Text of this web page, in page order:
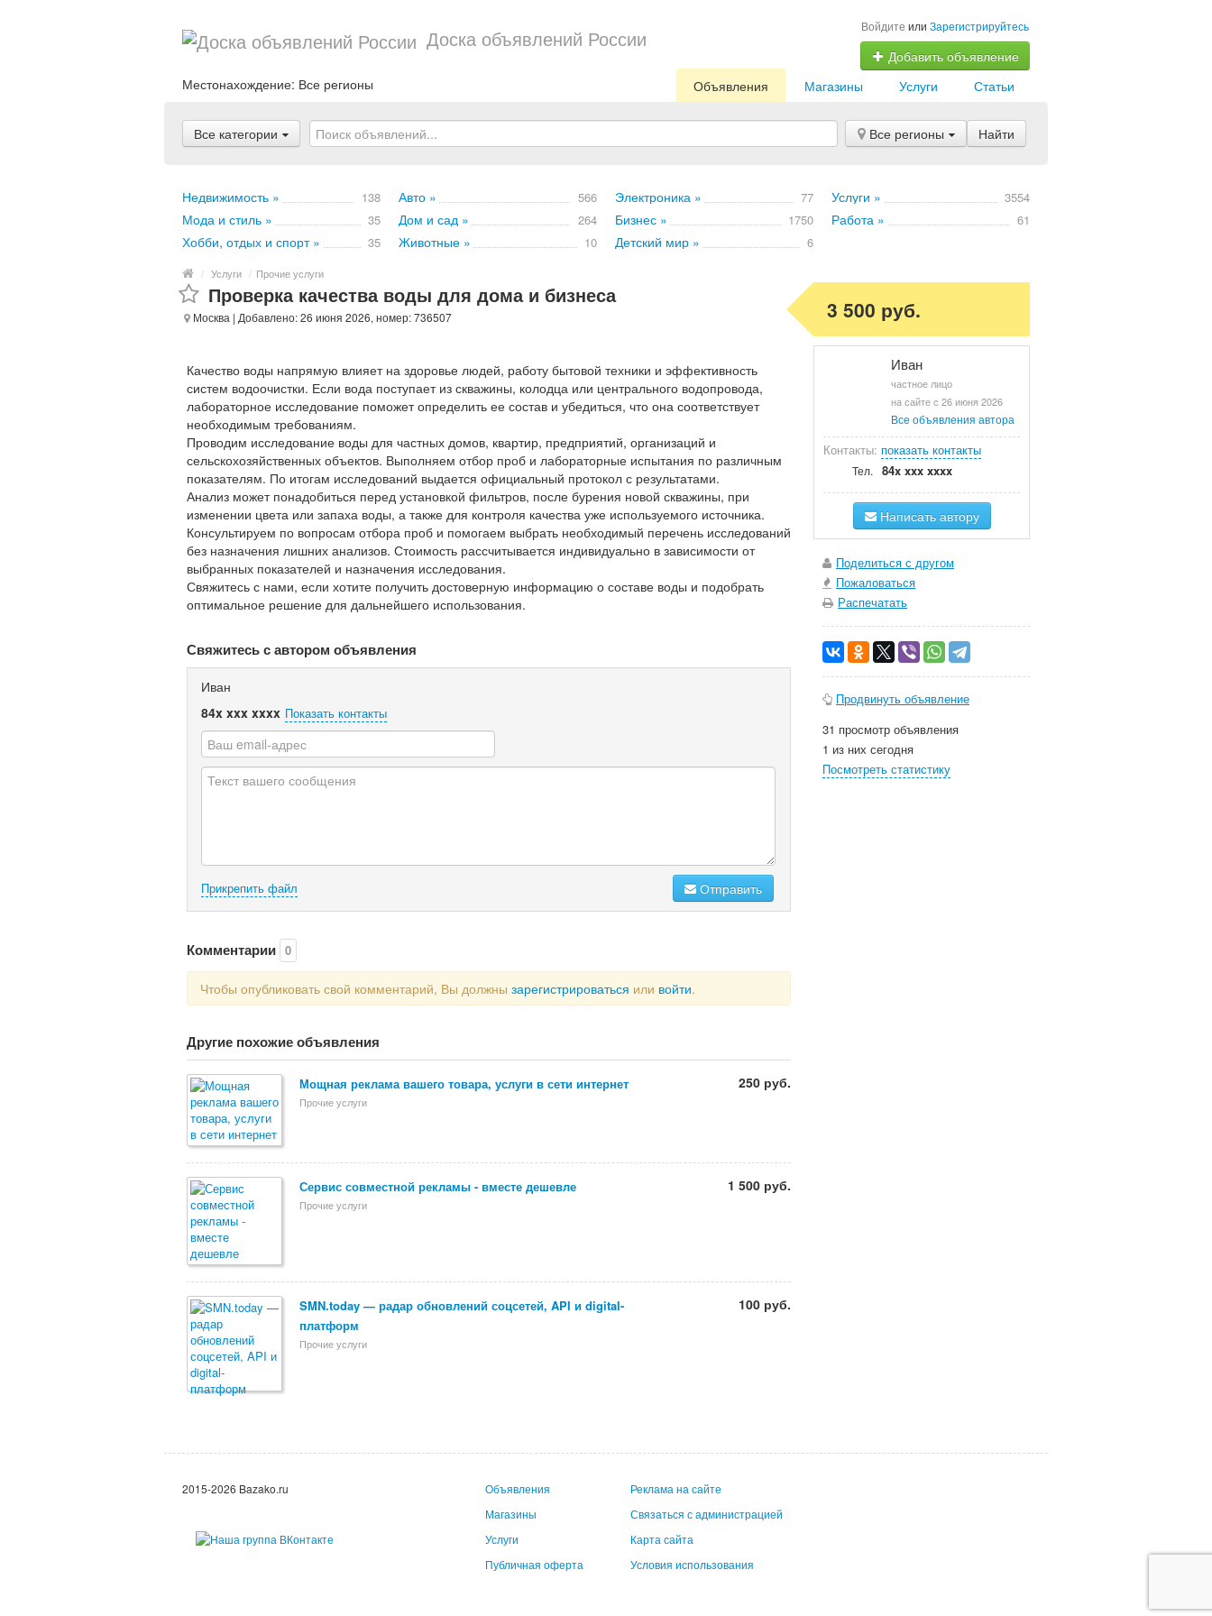
Доска объявлений России Войдите или Зарегистрируйтесь
Добавить объявление
Местонахождение: Все регионы Статьи
Услуги
Магазины
Объявления
Все категории Все регионы Найти
Недвижимость » 138 Авто » 566 Электроника » 77 Услуги » 3554
Мода и стиль » 35 Дом и сад » 264 Бизнес » 1750 Работа » 61
Хобби, отдых и спорт » 35 Животные » 10 Детский мир » 6
/ Услуги / Прочие услуги
Проверка качества воды для дома и бизнеса
Москва | Добавлено: 26 июня 2026, номер: 736507
Качество воды напрямую влияет на здоровье людей, работу бытовой техники и эффективность
систем водоочистки. Если вода поступает из скважины, колодца или центрального водопровода,
лабораторное исследование поможет определить ее состав и убедиться, что она соответствует
необходимым требованиям.
Проводим исследование воды для частных домов, квартир, предприятий, организаций и
сельскохозяйственных объектов. Выполняем отбор проб и лабораторные испытания по различным
показателям. По итогам исследований выдается официальный протокол с результатами.
Анализ может понадобиться перед установкой фильтров, после бурения новой скважины, при
изменении цвета или запаха воды, а также для контроля качества уже используемого источника.
Консультируем по вопросам отбора проб и помогаем выбрать необходимый перечень исследований
без назначения лишних анализов. Стоимость рассчитывается индивидуально в зависимости от
выбранных показателей и назначения исследования.
Свяжитесь с нами, если хотите получить достоверную информацию о составе воды и подобрать
оптимальное решение для дальнейшего использования.
Свяжитесь с автором объявления
Иван
84x xxx xxxx Показать контакты
Прикрепить файл Отправить
Комментарии 0
Чтобы опубликовать свой комментарий, Вы должны зарегистрироваться или войти.
Другие похожие объявления
Мощная реклама вашего товара, услуги в сети интернет
Прочие услуги
250 руб.
Сервис совместной рекламы - вместе дешевле
Прочие услуги
1 500 руб.
SMN.today — радар обновлений соцсетей, API и digital-
платформ
Прочие услуги
100 руб.
3 500 руб.
Иван
частное лицо
на сайте с 26 июня 2026
Все объявления автора
Контакты: показать контакты
Тел. 84x xxx xxxx
Написать автору
Поделиться с другом
Пожаловаться
Распечатать
Продвинуть объявление
31 просмотр объявления
1 из них сегодня
Посмотреть статистику
2015-2026 Bazako.ru
Объявления
Магазины
Услуги
Публичная оферта
Реклама на сайте
Связаться с администрацией
Карта сайта
Условия использования